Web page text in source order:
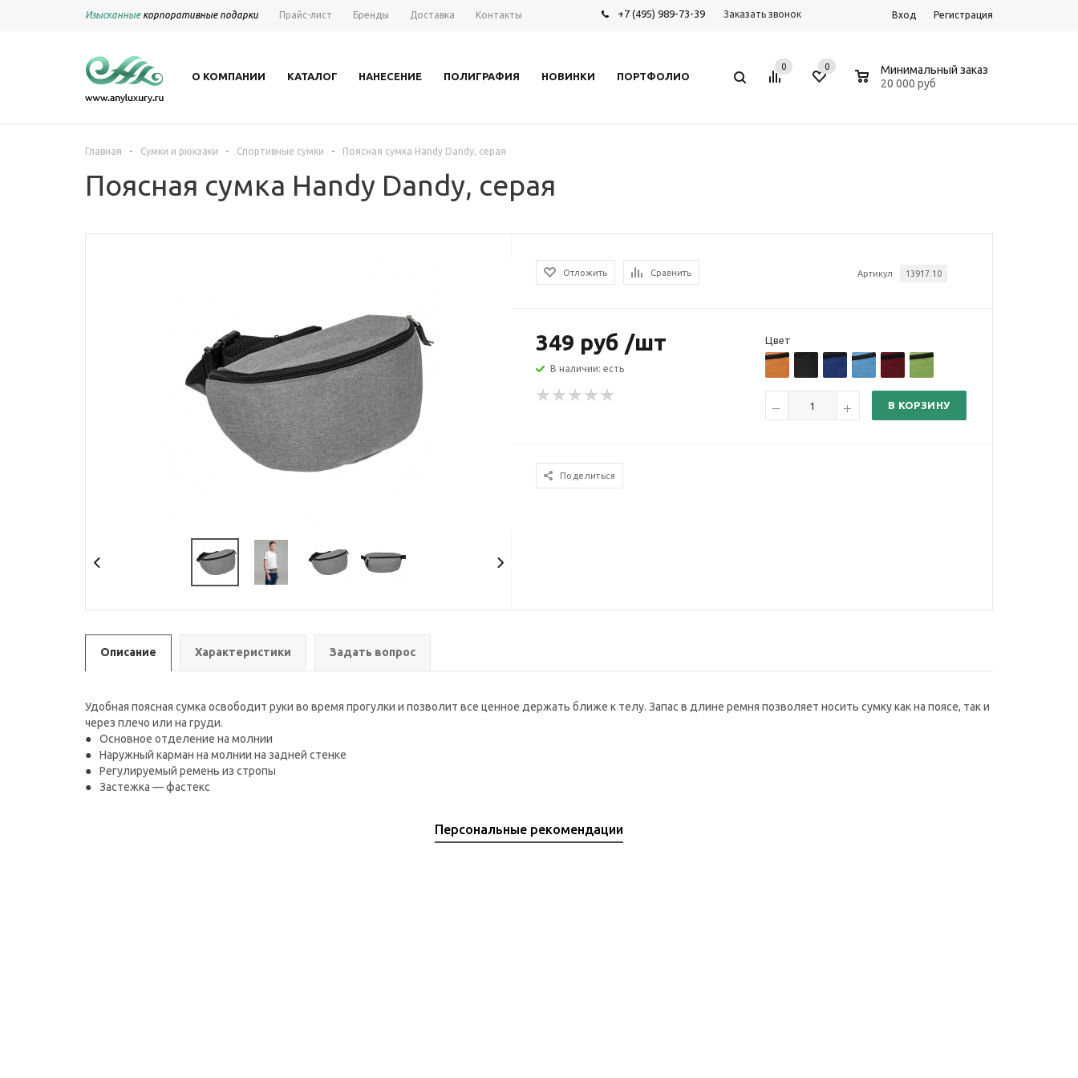
Изысканныекорпоративные подарки Прайс-лист Бренды Доставка Контакты +7 (495) 989-73-39 Заказать звонок Вход Регистрация
О КОМПАНИИ КАТАЛОГ НАНЕСЕНИЕ ПОЛИГРАФИЯ НОВИНКИ ПОРТФОЛИО
0 0
Минимальный заказ
20 000 руб
Главная - Сумки и рюкзаки - Спортивные сумки - Поясная сумка Handy Dandy, серая
Поясная сумка Handy Dandy, серая
Артикул 13917.10
Отложить Сравнить
349 руб /шт
В наличии: есть
Цвет
В КОРЗИНУ
Поделиться
Описание Характеристики Задать вопрос
Удобная поясная сумка освободит руки во время прогулки и позволит все ценное держать ближе к телу. Запас в длине ремня позволяет носить сумку как на поясе, так и
через плечо или на груди.
Основное отделение на молнии
Наружный карман на молнии на задней стенке
Регулируемый ремень из стропы
Застежка — фастекс
Персональные рекомендации